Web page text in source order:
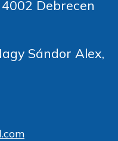
Debrecen
Sándor Alex,